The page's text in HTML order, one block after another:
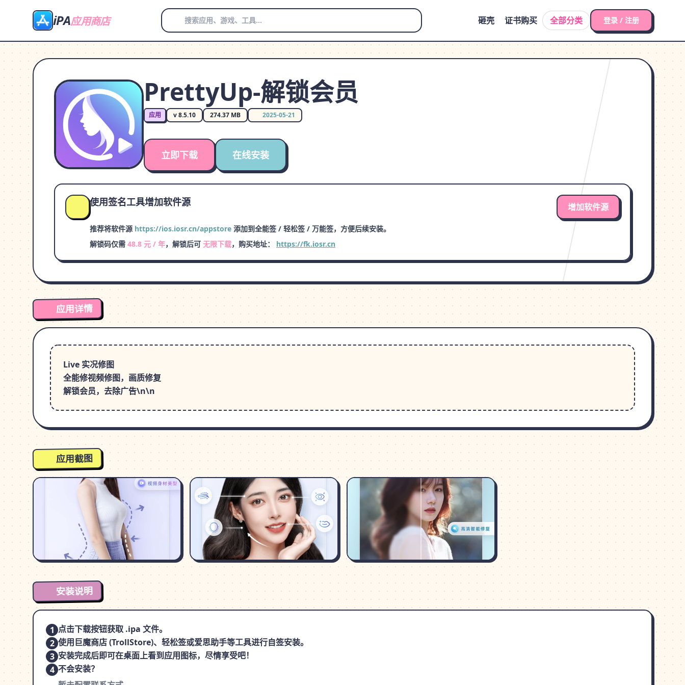
iPA应用商店 砸壳 证书购买 全部分类 登录 / 注册
PrettyUp-解锁会员
应用 v 8.5.10 274.37 MB 2025-05-21
立即下载 在线安装
使用签名工具增加软件源 增加软件源
推荐将软件源 https://ios.iosr.cn/appstore 添加到全能签 / 轻松签 / 万能签，方便后续安装。
解锁码仅需 48.8 元 / 年，解锁后可 无限下载，购买地址： https://fk.iosr.cn
应用详情
Live 实况修图
全能修视频修图，画质修复
解锁会员，去除广告\n\n
应用截图
安装说明
1 点击下载按钮获取 .ipa 文件。
2 使用巨魔商店 (TrollStore)、轻松签或爱思助手等工具进行自签安装。
3 安装完成后即可在桌面上看到应用图标，尽情享受吧！
4 不会安装？